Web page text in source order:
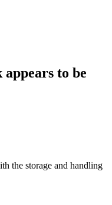
to be
the storage and handling